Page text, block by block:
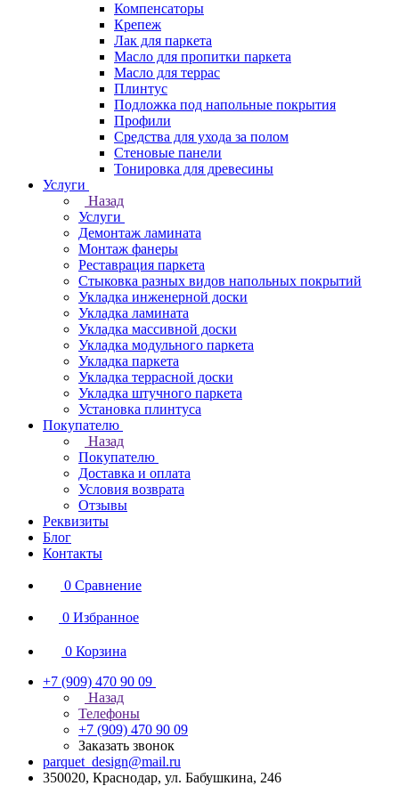
Компенсаторы
Крепеж
Лак для паркета
Масло для пропитки паркета
Масло для террас
Плинтус
Подложка под напольные покрытия
Профили
Средства для ухода за полом
Стеновые панели
Тонировка для древесины
Услуги
Назад
Услуги
Демонтаж ламината
Монтаж фанеры
Реставрация паркета
Стыковка разных видов напольных покрытий
Укладка инженерной доски
Укладка ламината
Укладка массивной доски
Укладка модульного паркета
Укладка паркета
Укладка террасной доски
Укладка штучного паркета
Установка плинтуса
Покупателю
Назад
Покупателю
Доставка и оплата
Условия возврата
Отзывы
Реквизиты
Блог
Контакты
0 Сравнение
0 Избранное
0 Корзина
+7 (909) 470 90 09
Назад
Телефоны
+7 (909) 470 90 09
Заказать звонок
parquet_design@mail.ru
350020, Краснодар, ул. Бабушкина, 246